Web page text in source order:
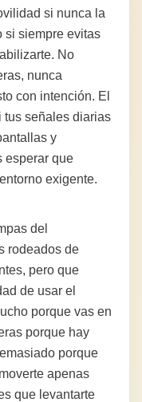
si nunca la
si siempre evitas
No
nunca
con intención. El
tus señales diarias
y
esperar que
exigente.
del
rodeados de
pero que
de usar el
porque vas en
porque hay
porque
apenas
que levantarte